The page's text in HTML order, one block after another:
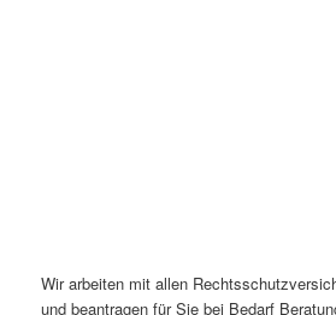
Wir arbeiten mit allen
und beantragen für Sie bei Bedarf